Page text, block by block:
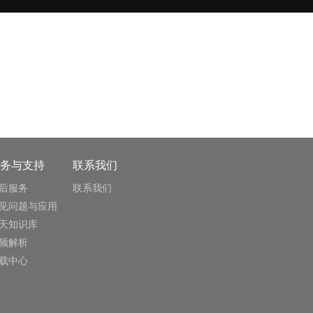
与支持
服务
问题与应用
知识库
解析
中心
联系我们
联系我们